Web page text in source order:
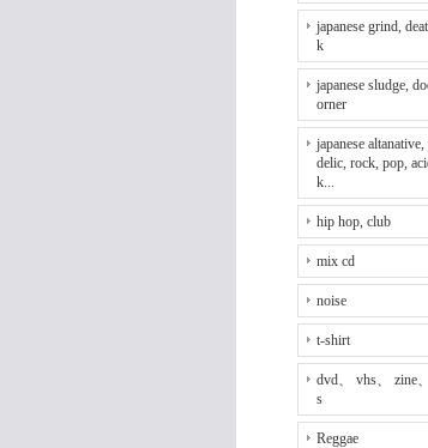
japanese grind,
k
japanese sludge,
orner
japanese
delic, rock, pop,
k...
hip hop, club
mix cd
noise
t-shirt
dvd、 vhs、 zine
s
Reggae